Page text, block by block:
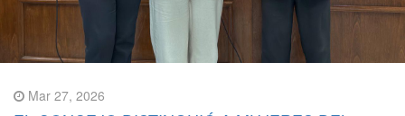
Mar 27, 2026